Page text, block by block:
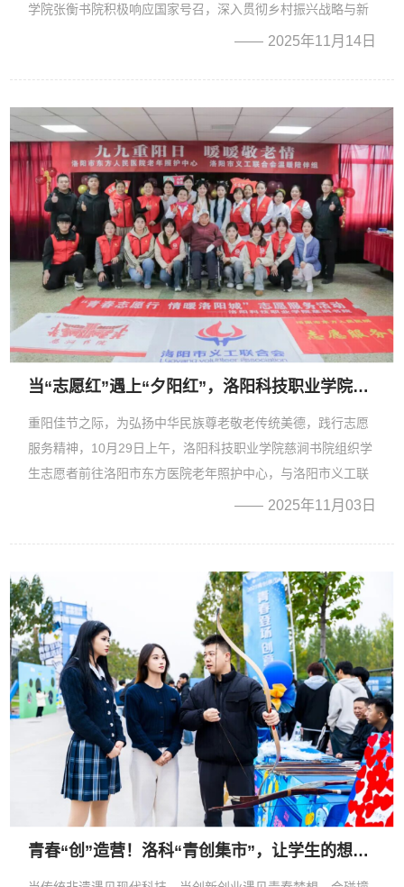
学院张衡书院积极响应国家号召，深入贯彻乡村振兴战略与新
时代育人理念，以“服务乡村教育、传承非遗文化”为使命，组
村教...
2025年11月14日
当“志愿红”遇上“夕阳红”，洛阳科技职业学院学子开展重阳节敬老志愿服务活动
重阳佳节之际，为弘扬中华民族尊老敬老传统美德，践行志愿
服务精神，10月29日上午，洛阳科技职业学院慈涧书院组织学
生志愿者前往洛阳市东方医院老年照护中心，与洛阳市义工联
合会共同开展“九九重阳日·暖暖敬老情”主题志愿服务活动。 活
经...
2025年11月03日
青春“创”造营！洛科“青创集市”，让学生的想法变“现”